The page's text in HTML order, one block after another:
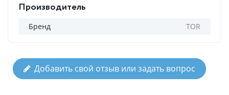
Производитель
Бренд TOR
Добавить свой отзыв или задать вопрос